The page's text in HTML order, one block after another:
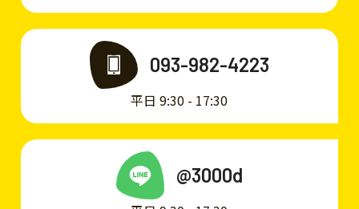
093-982-4223
平日 9:30 - 17:30
@3000d